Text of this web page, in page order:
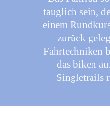
tauglich sein,
einem
zurück
Fahrtechniken
das biken
Singletrails